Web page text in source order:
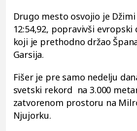
Drugo mesto osvojio je Džimi
12:54,92, popravivši
koji je prethodno držao
Garsija.
Fišer je pre samo nedelju
svetski rekord na 3.000
zatvorenom prostoru na
Njujorku.